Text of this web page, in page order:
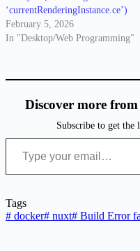
‘currentRenderingInstance.ce’)
February 5, 2026
In "Desktop/Web Programming"
Discover more
Subscribe to get the
Type your email…
Tags
# docker# nuxt# Build Error